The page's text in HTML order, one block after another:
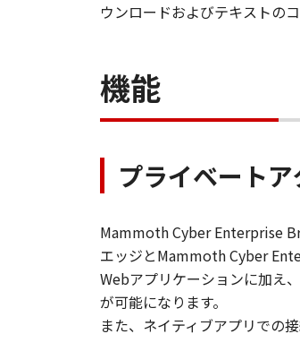
ウンロードおよびテキストの
機能
プライベートア
Mammoth Cyber Enterprise
エッジとMammoth Cyber
Webアプリケーションに加え
が可能になります。
また、ネイティブアプリでの